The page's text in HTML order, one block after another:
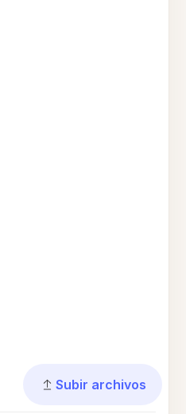
Subir archivos